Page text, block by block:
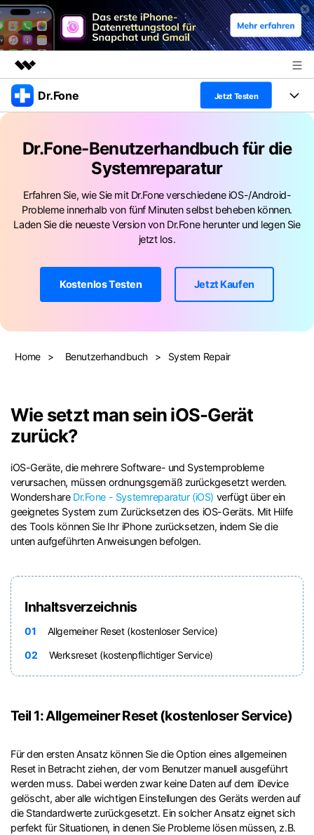
Top-Produkte
Dienstprogramme
Überblick
Presseraum
Support
Dr.Fone Jetzt Testen
Alles-in-einem-Toolkit
Weitere Tools und Apps
Full Toolkit anzeigen >
Entdecken Sie weitere Dr.Fone-Lösungen
Lernen und Unterstützung
Ressourcen & Lernen
Hilfe und Unterstützung erhalten
Android 16 FRP-Umgehung
DOWNLOAD Anmelden
Suchen
Dr.Fone-Benutzerhandbuch für die
Systemreparatur
Erfahren Sie, wie Sie mit Dr.Fone verschiedene iOS-/Android-
Probleme innerhalb von fünf Minuten selbst beheben können.
Laden Sie die neueste Version von Dr.Fone herunter und legen Sie
jetzt los.
Kostenlos Testen Jetzt Kaufen
Home > Benutzerhandbuch > System Repair
Wie setzt man sein iOS-Gerät
zurück?
iOS-Geräte, die mehrere Software- und Systemprobleme
verursachen, müssen ordnungsgemäß zurückgesetzt werden.
Wondershare Dr.Fone - Systemreparatur (iOS) verfügt über ein
geeignetes System zum Zurücksetzen des iOS-Geräts. Mit Hilfe
des Tools können Sie Ihr iPhone zurücksetzen, indem Sie die
unten aufgeführten Anweisungen befolgen.
Inhaltsverzeichnis
01
Allgemeiner Reset (kostenloser Service)
02
Werksreset (kostenpflichtiger Service)
Teil 1: Allgemeiner Reset (kostenloser Service)
Für den ersten Ansatz können Sie die Option eines allgemeinen
Reset in Betracht ziehen, der vom Benutzer manuell ausgeführt
werden muss. Dabei werden zwar keine Daten auf dem iDevice
gelöscht, aber alle wichtigen Einstellungen des Geräts werden auf
die Standardwerte zurückgesetzt. Ein solcher Ansatz eignet sich
perfekt für Situationen, in denen Sie Probleme lösen müssen, z.B.